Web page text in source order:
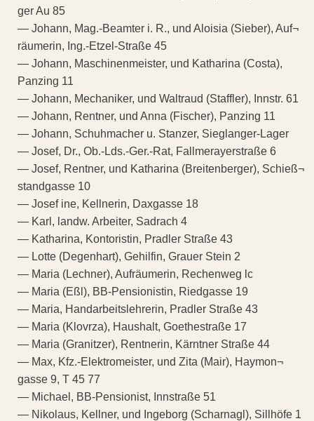
ger Au 85
— Johann, Mag.-Beamter i. R., und Aloisia (Sieber), Auf¬
räumerin, Ing.-Etzel-Straße 45
— Johann, Maschinenmeister, und Katharina (Costa),
Panzing 11
— Johann, Mechaniker, und Waltraud (Staffler), Innstr. 61
— Johann, Rentner, und Anna (Fischer), Panzing 11
— Johann, Schuhmacher u. Stanzer, Sieglanger-Lager
— Josef, Dr., Ob.-Lds.-Ger.-Rat, Fallmerayerstraße 6
— Josef, Rentner, und Katharina (Breitenberger), Schieß¬
standgasse 10
— Josef ine, Kellnerin, Daxgasse 18
— Karl, landw. Arbeiter, Sadrach 4
— Katharina, Kontoristin, Pradler Straße 43
— Lotte (Degenhart), Gehilfin, Grauer Stein 2
— Maria (Lechner), Aufräumerin, Rechenweg lc
— Maria (Eßl), BB-Pensionistin, Riedgasse 19
— Maria, Handarbeitslehrerin, Pradler Straße 43
— Maria (Klovrza), Haushalt, Goethestraße 17
— Maria (Granitzer), Rentnerin, Kärntner Straße 44
— Max, Kfz.-Elektromeister, und Zita (Mair), Haymon¬
gasse 9, T 45 77
— Michael, BB-Pensionist, Innstraße 51
— Nikolaus, Kellner, und Ingeborg (Scharnagl), Sillhöfe 1